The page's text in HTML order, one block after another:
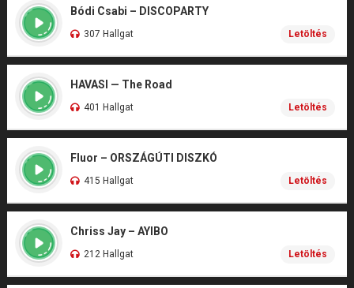
Bódi Csabi – DISCOPARTY
307 Hallgat Letöltés
HAVASI — The Road
401 Hallgat Letöltés
Fluor – ORSZÁGÚTI DISZKÓ
415 Hallgat Letöltés
Chriss Jay – AYIBO
212 Hallgat Letöltés